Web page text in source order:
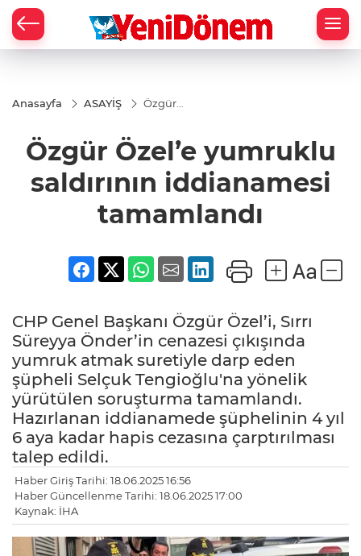
Anasayfa ASAYİŞ
Özgür
saldırının
iddianamesi
tamamlandı
Özgür Özel’e yumruklu
saldırının iddianamesi
tamamlandı
CHP Genel Başkanı Özgür Özel’i, Sırrı
Süreyya Önder’in cenazesi çıkışında
yumruk atmak suretiyle darp eden
şüpheli Selçuk Tengioğlu'na yönelik
yürütülen soruşturma tamamlandı.
Hazırlanan iddianamede şüphelinin 4 yıl
6 aya kadar hapis cezasına çarptırılması
talep edildi.
Haber Giriş Tarihi: 18.06.2025 16:56
Haber Güncellenme Tarihi: 18.06.2025 17:00
Kaynak: İHA